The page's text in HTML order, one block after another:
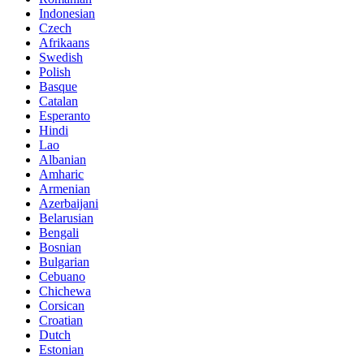
Indonesian
Czech
Afrikaans
Swedish
Polish
Basque
Catalan
Esperanto
Hindi
Lao
Albanian
Amharic
Armenian
Azerbaijani
Belarusian
Bengali
Bosnian
Bulgarian
Cebuano
Chichewa
Corsican
Croatian
Dutch
Estonian